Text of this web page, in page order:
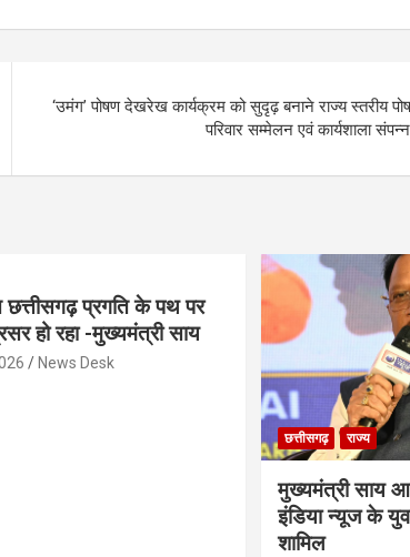
‘उमंग’ पोषण देखरेख कार्यक्रम को सुदृढ़ बनाने राज्य स्तरीय
परिवार सम्मेलन एवं कार्यशाला
प्रगति के पथ पर
हो रहा -मुख्यमंत्री साय
News Desk
छत्तीसगढ़ राज्य
मुख्यमंत्री साय
इंडिया न्यूज के
शामिल